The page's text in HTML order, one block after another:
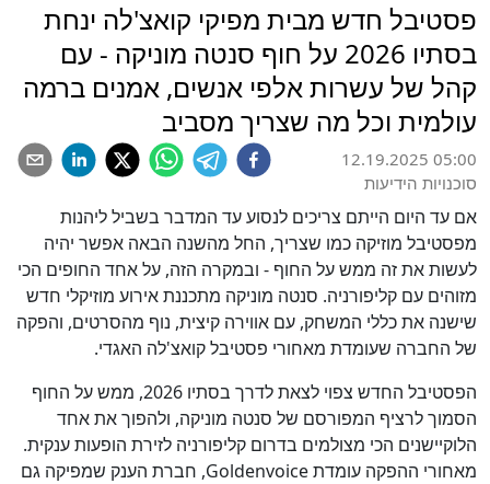
פסטיבל חדש מבית מפיקי קואצ'לה ינחת
בסתיו 2026 על חוף סנטה מוניקה - עם
קהל של עשרות אלפי אנשים, אמנים ברמה
עולמית וכל מה שצריך מסביב
12.19.2025 05:00
סוכנויות הידיעות
אם עד היום הייתם צריכים לנסוע עד המדבר בשביל ליהנות
מפסטיבל מוזיקה כמו שצריך, החל מהשנה הבאה אפשר יהיה
לעשות את זה ממש על החוף - ובמקרה הזה, על אחד החופים הכי
מזוהים עם קליפורניה. סנטה מוניקה מתכננת אירוע מוזיקלי חדש
שישנה את כללי המשחק, עם אווירה קיצית, נוף מהסרטים, והפקה
של החברה שעומדת מאחורי פסטיבל קואצ'לה האגדי.
הפסטיבל החדש צפוי לצאת לדרך בסתיו 2026, ממש על החוף
הסמוך לרציף המפורסם של סנטה מוניקה, ולהפוך את אחד
הלוקיישנים הכי מצולמים בדרום קליפורניה לזירת הופעות ענקית.
מאחורי ההפקה עומדת Goldenvoice, חברת הענק שמפיקה גם